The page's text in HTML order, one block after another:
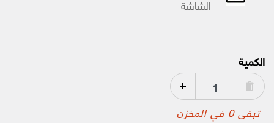
الشاشة
الكمية
تبقى 0 في المخزن